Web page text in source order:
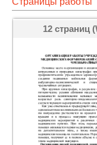
12 страниц